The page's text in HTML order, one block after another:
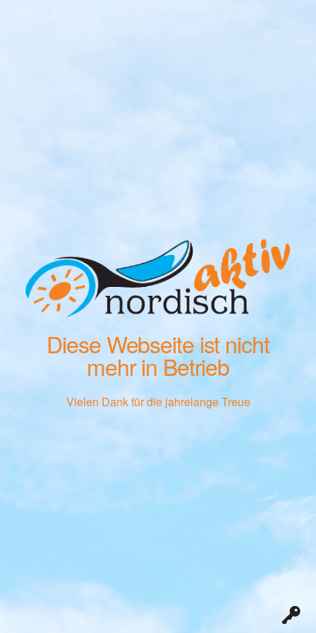
Diese Webseite ist nicht
mehr in Betrieb
Vielen Dank für die jahrelange Treue